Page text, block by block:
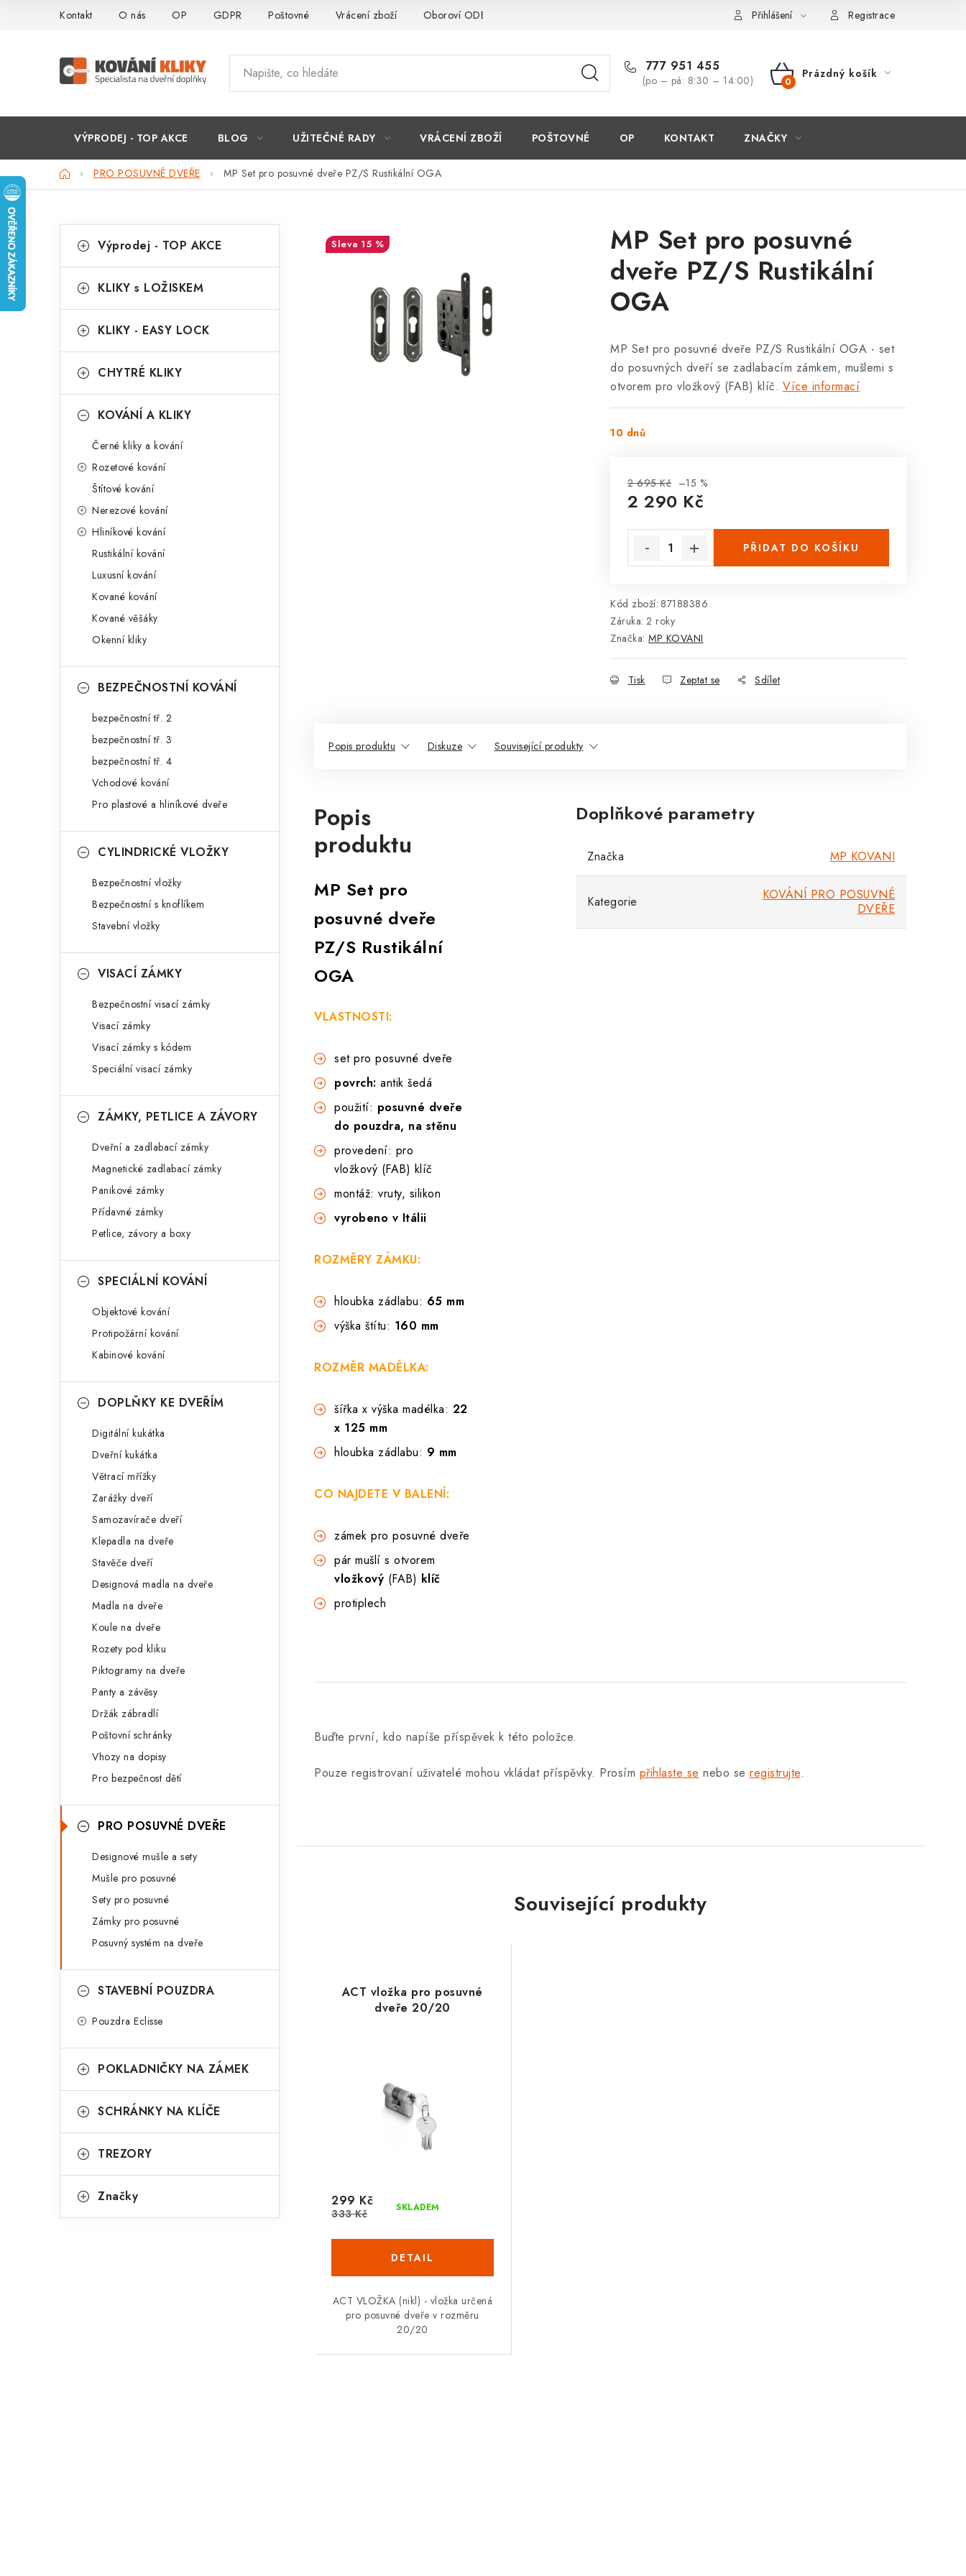
Kontakt O nás OP GDPR Poštovné Vrácení zboží Oboroví ODBORNÍCI Přihlášení Registrace
777 951 455
(po – pá: 8:30 – 14:00)
NÁKUPNÍ
Prázdný košík
VÝPRODEJ - TOP AKCE BLOG UŽITEČNÉ RADY VRÁCENÍ ZBOŽÍ POŠTOVNÉ OP KONTAKT ZNAČKY
DomůPRO POSUVNÉ DVEŘE MP Set pro posuvné dveře PZ/S Rustikální OGA
o
t
r
n
kategorie
a
e
o
i
Výprodej - TOP AKCE
KLIKY s LOŽISKEM
KLIKY - EASY LOCK
CHYTRÉ KLIKY
KOVÁNÍ A KLIKY
Černé kliky a kování
Rozetové kování
Štítové kování
Nerezové kování
Hliníkové kování
Rustikální kování
Luxusní kování
Kované kování
Kované věšáky
Okenní kliky
BEZPEČNOSTNÍ KOVÁNÍ
bezpečnostní tř. 2
bezpečnostní tř. 3
bezpečnostní tř. 4
Vchodové kování
Pro plastové a hliníkové dveře
CYLINDRICKÉ VLOŽKY
Bezpečnostní vložky
Bezpečnostní s knoflíkem
Stavební vložky
VISACÍ ZÁMKY
Bezpečnostní visací zámky
Visací zámky
Visací zámky s kódem
Speciální visací zámky
ZÁMKY, PETLICE A ZÁVORY
Dveřní a zadlabací zámky
Magnetické zadlabací zámky
Panikové zámky
Přídavné zámky
Petlice, závory a boxy
SPECIÁLNÍ KOVÁNÍ
Objektové kování
Protipožární kování
Kabinové kování
DOPLŇKY KE DVEŘÍM
Digitální kukátka
Dveřní kukátka
Větrací mřížky
Zarážky dveří
Samozavírače dveří
Klepadla na dveře
Stavěče dveří
Designová madla na dveře
Madla na dveře
Koule na dveře
Rozety pod kliku
Piktogramy na dveře
Panty a závěsy
Držák zábradlí
Poštovní schránky
Vhozy na dopisy
Pro bezpečnost dětí
PRO POSUVNÉ DVEŘE
Designové mušle a sety
Mušle pro posuvné
Sety pro posuvné
Zámky pro posuvné
Posuvný systém na dveře
STAVEBNÍ POUZDRA
Pouzdra Eclisse
POKLADNIČKY NA ZÁMEK
SCHRÁNKY NA KLÍČE
TREZORY
Značky
MP Set pro posuvné
dveře PZ/S Rustikální
OGA
MP Set pro posuvné dveře PZ/S Rustikální OGA - set
do posuvných dveří se zadlabacím zámkem, mušlemi s
otvorem pro vložkový (FAB) klíč. Více informací
10 dnů
2 695 Kč –15 %
2 290 Kč
PŘIDAT DO KOŠÍKU
Kód zboží: 87188386
Záruka: 2 roky
Značka: MP KOVANI
Tisk Zeptat se Sdílet
15 %
Popis produktu Diskuze Související produkty
Popis
produktu
MP Set pro
posuvné dveře
PZ/S Rustikální
OGA
VLASTNOSTI:
set pro posuvné dveře
povrch: antik šedá
použití: posuvné dveře
do pouzdra, na stěnu
provedení: pro
vložkový (FAB) klíč
montáž: vruty, silikon
vyrobeno v Itálii
ROZMĚRY ZÁMKU:
hloubka zádlabu: 65 mm
výška štítu: 160 mm
ROZMĚR MADÉLKA:
šířka x výška madélka: 22
x 125 mm
hloubka zádlabu: 9 mm
CO NAJDETE V BALENÍ:
zámek pro posuvné dveře
pár mušlí s otvorem
vložkový (FAB) klíč
protiplech
Doplňkové parametry
Značka MP KOVANI
Kategorie
KOVÁNÍ PRO POSUVNÉ
DVEŘE
Buďte první, kdo napíše příspěvek k této položce.
Pouze registrovaní uživatelé mohou vkládat příspěvky. Prosím přihlaste se nebo se registrujte.
Související produkty
ACT vložka pro posuvné
dveře 20/20
SKLADEM
299 Kč
333 Kč
ACT VLOŽKA (nikl) - vložka určená
pro posuvné dveře v rozměru
20/20